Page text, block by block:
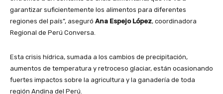
garantizar suficientemente los alimentos para diferentes
regiones del país”, aseguró Ana Espejo López, coordinadora
Regional de Perú Conversa.
Esta crisis hídrica, sumada a los cambios de precipitación,
aumentos de temperatura y retroceso glaciar, están ocasionando
fuertes impactos sobre la agricultura y la ganadería de toda
región Andina del Perú.